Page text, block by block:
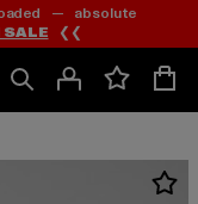
— absolute
SALE ❮❮